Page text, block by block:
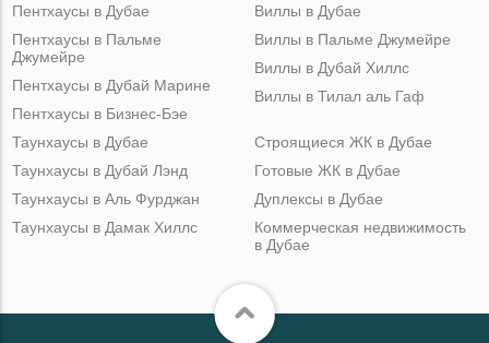
Пентхаусы в Дубае
Пентхаусы в Пальме
Джумейре
Пентхаусы в Дубай Марине
Пентхаусы в Бизнес-Бэе
Виллы в Дубае
Виллы в Пальме Джумейре
Виллы в Дубай Хиллс
Виллы в Тилал аль Гаф
Таунхаусы в Дубае
Таунхаусы в Дубай Лэнд
Таунхаусы в Аль Фурджан
Таунхаусы в Дамак Хиллс
Строящиеся ЖК в Дубае
Готовые ЖК в Дубае
Дуплексы в Дубае
Коммерческая недвижимость
в Дубае